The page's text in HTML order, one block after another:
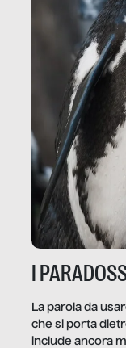
I
La parola da
che si porta
include ancora